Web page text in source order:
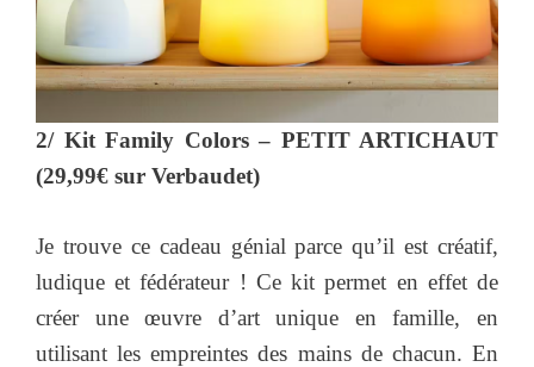
2/ Kit Family Colors – PETIT ARTICHAUT
(29,99€ sur Verbaudet)
Je trouve ce cadeau génial parce qu’il est créatif,
ludique et fédérateur ! Ce kit permet en effet de
créer une œuvre d’art unique en famille, en
utilisant les empreintes des mains de chacun. En